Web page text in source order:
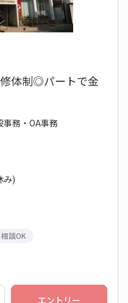
体制◎パートで金
務・OA事務
み)
談OK
エントリー